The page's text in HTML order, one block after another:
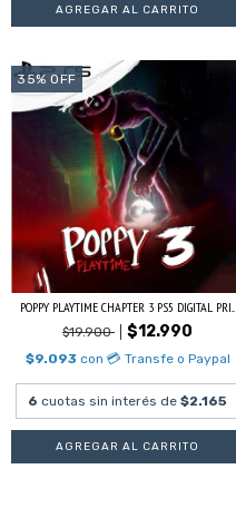
35% OFF
POPPY PLAYTIME CHAPTER 3 PS5 DIGITAL PRI...
$19.900 $12.990
$9.093 con 💳 Transfe o Paypal
6 cuotas sin interés de $2.165